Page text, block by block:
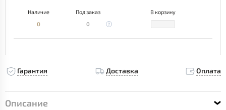
Наличие Под заказ
В корзину
0
0
Гарантия Доставка Оплата
Описание